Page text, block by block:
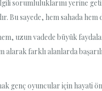
sorumluluklarını yerine
sayede, hem sahada hem
uzun vadede büyük
farklı alanlarda
genç oyuncular için hayati